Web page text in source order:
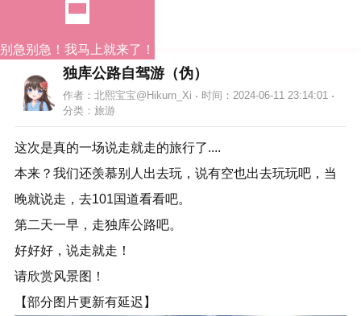
别急别急！我马上就来了！
独库公路自驾游（伪）
作者：北熙宝宝@Hikurn_Xi
时间：2024-06-11 23:14:01
分类： 旅游
这次是真的一场说走就走的旅行了....
本来？我们还羡慕别人出去玩，说有空也出去玩玩吧，当
晚就说走，去101国道看看吧。
第二天一早，走独库公路吧。
好好好，说走就走！
请欣赏风景图！
【部分图片更新有延迟】